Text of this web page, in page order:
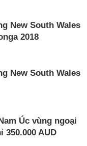
New South Wales
2018
New South Wales
Úc vùng ngoại
350.000 AUD